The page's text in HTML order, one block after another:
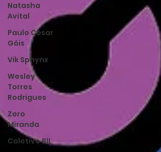
Natasha
Avital
Paulo Cesar
Góis
Vik Sphynx
Wesley
Torres
Rodrigues
Zero
Miranda
Coletivo BIL